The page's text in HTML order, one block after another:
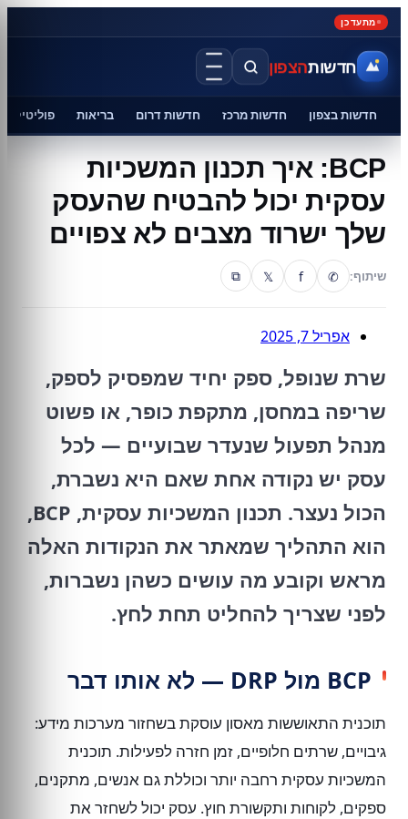
מתעדכן
חדשותהצפון
חדשות בצפון חדשות מרכז חדשות דרום בריאות פוליטיקה
BCP: איך תכנון המשכיות
עסקית יכול להבטיח שהעסק
שלך ישרוד מצבים לא צפויים
שיתוף: ✆
f
𝕏
⧉
אפריל 7, 2025
שרת שנופל, ספק יחיד שמפסיק לספק,
שריפה במחסן, מתקפת כופר, או פשוט
מנהל תפעול שנעדר שבועיים — לכל
עסק יש נקודה אחת שאם היא נשברת,
הכול נעצר. תכנון המשכיות עסקית, BCP,
הוא התהליך שמאתר את הנקודות האלה
מראש וקובע מה עושים כשהן נשברות,
לפני שצריך להחליט תחת לחץ.
BCP מול DRP — לא אותו דבר
תוכנית התאוששות מאסון עוסקת בשחזור מערכות מידע:
גיבויים, שרתים חלופיים, זמן חזרה לפעילות. תוכנית
המשכיות עסקית רחבה יותר וכוללת גם אנשים, מתקנים,
ספקים, לקוחות ותקשורת חוץ. עסק יכול לשחזר את